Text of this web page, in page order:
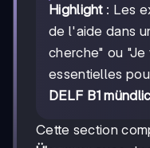
Highlight: Les
de l'aide dans
cherche" ou "Je
essentielles
DELF B1
Cette section